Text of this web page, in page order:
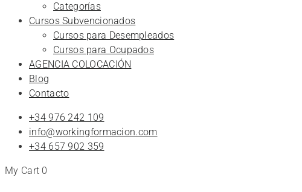
Categorías
Cursos Subvencionados
Cursos para Desempleados
Cursos para Ocupados
AGENCIA COLOCACIÓN
Blog
Contacto
+34 976 242 109
info@workingformacion.com
+34 657 902 359
My Cart 0